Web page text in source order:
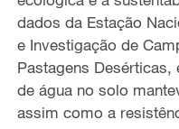
dados da Estação
e Investigação de
Pastagens Desérticas,
de água no solo
assim como a